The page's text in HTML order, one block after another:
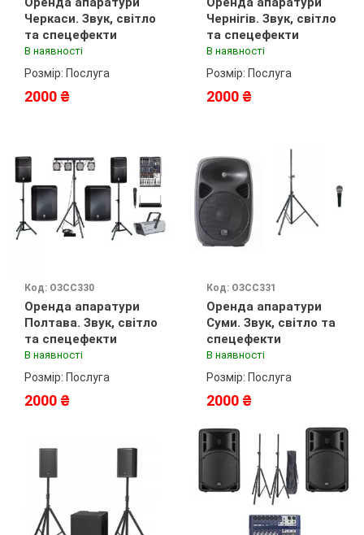
Черкаси. Звук, світло
та спецефекти
В наявності
Розмір: Послуга
2000 ₴
Чернігів. Звук, світло
та спецефекти
В наявності
Розмір: Послуга
2000 ₴
Код: ОЗСС330
Оренда апаратури
Полтава. Звук, світло
та спецефекти
В наявності
Розмір: Послуга
2000 ₴
Код: ОЗСС331
Оренда апаратури
Суми. Звук, світло та
спецефекти
В наявності
Розмір: Послуга
2000 ₴